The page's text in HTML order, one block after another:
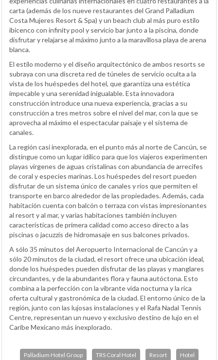
carta (además de los nueve restaurantes del Grand Palladium
Costa Mujeres Resort & Spa) y un beach club al más puro estilo
ibicenco con infinity pool y servicio bar junto a la piscina, donde
disfrutar y relajarse al máximo junto a la maravillosa playa de arena
blanca.
El estilo moderno y el diseño arquitectónico de ambos resorts se
subraya con una discreta red de túneles de servicio oculta a la
vista de los huéspedes del hotel, que garantiza una estética
impecable y una serenidad inigualable. Esta innovadora
construcción introduce una nueva experiencia, gracias a su
construcción a tres metros sobre el nivel del mar, con la que se
aprovecha al máximo el espectacular paisaje y el sistema de
canales.
La región casi inexplorada, en el punto más al norte de Cancún, se
distingue como un lugar idílico para que los viajeros experimenten
playas vírgenes de aguas cristalinas con abundancia de arrecifes
de coral y especies marinas. Los huéspedes del resort pueden
disfrutar de un sistema único de canales y ríos que permiten el
transporte en barco alrededor de las propiedades. Además, cada
habitación cuenta con balcón o terraza con vistas impresionantes
al resort y al mar, y varias habitaciones también incluyen
características de primera calidad como acceso directo a las
piscinas o jacuzzis de hidromasaje en sus balcones privados.
A sólo 35 minutos del Aeropuerto Internacional de Cancún y a
sólo 20 minutos de la ciudad, el resort ofrece una ubicación ideal,
donde los huéspedes pueden disfrutar de las playas y manglares
circundantes, y de la abundantes flora y fauna autóctona. Esto
combina a la perfección con la vibrante vida nocturna y la rica
oferta cultural y gastronómica de la ciudad. El entorno único de la
región, junto con las lujosas instalaciones y el Rafa Nadal Tennis
Centre, representan un nuevo y exclusivo destino de lujo en el
Caribe Mexicano más inexplorado.
Palladium Hotel Group TRS Coral Hotel Resort Hotel